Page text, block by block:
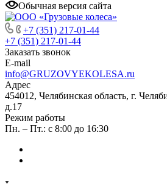
Обычная версия сайта
+7 (351) 217-01-44
+7 (351) 217-01-44
Заказать звонок
E-mail
info@GRUZOVYEKOLESA.ru
Адрес
454012, Челябинская область, г.
д.17
Режим работы
Пн. – Пт.: с 8:00 до 16:30